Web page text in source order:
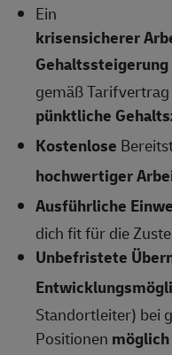
Ein
krisensicherer
Gehaltssteigerung
gemäß
pünktliche
Kostenlose
hochwertiger
Ausführliche
dich fit für die
Unbefristete
Standortleiter) bei
Positionen möglich